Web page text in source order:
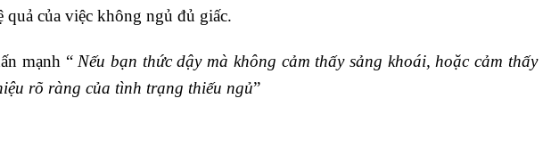
quả của việc không ngủ đủ giấc.
mạnh “Nếu bạn thức dậy mà không cảm thấy sảng khoái, hoặc cảm thấy
rõ ràng của tình trạng thiếu ngủ”